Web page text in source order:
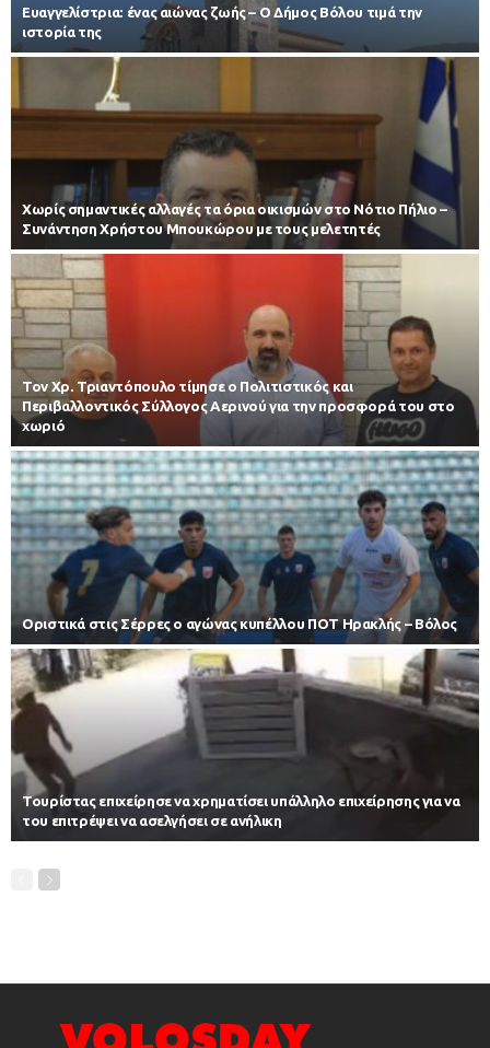
Ευαγγελίστρια: ένας αιώνας ζωής – Ο Δήμος Βόλου τιμά την
ιστορία της
Χωρίς σημαντικές αλλαγές τα όρια οικισμών στο Νότιο Πήλιο –
Συνάντηση Χρήστου Μπουκώρου με τους μελετητές
Τον Χρ. Τριαντόπουλο τίμησε ο Πολιτιστικός και
Περιβαλλοντικός Σύλλογος Αερινού για την προσφορά του στο
χωριό
Οριστικά στις Σέρρες ο αγώνας κυπέλλου ΠΟΤ Ηρακλής – Βόλος
Τουρίστας επιχείρησε να χρηματίσει υπάλληλο επιχείρησης για να
του επιτρέψει να ασελγήσει σε ανήλικη